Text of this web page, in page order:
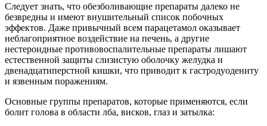
Следует знать, что обезболивающие препараты далеко не
безвредны и имеют внушительный список побочных
эффектов. Даже привычный всем парацетамол оказывает
неблагоприятное воздействие на печень, а другие
нестероидные противовоспалительные препараты лишают
естественной защиты слизистую оболочку желудка и
двенадцатиперстной кишки, что приводит к гастродуодениту
и язвенным поражениям.
Основные группы препаратов, которые применяются, если
болит голова в области лба, висков, глаз и затылка: